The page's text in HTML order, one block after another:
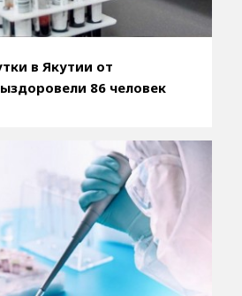
в Якутии от
86 человек